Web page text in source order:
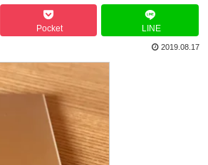
Pocket LINE
2019.08.17